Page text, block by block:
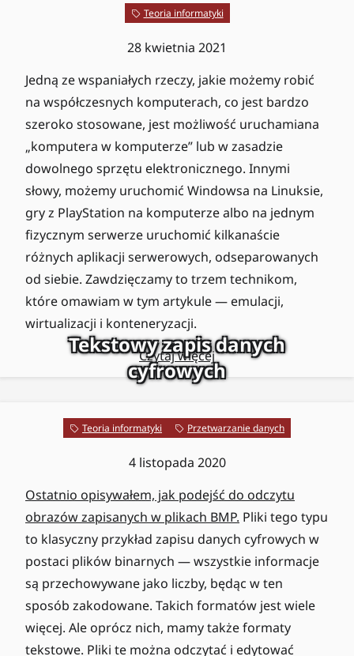
Teoria informatyki
28 kwietnia 2021
Jedną ze wspaniałych rzeczy, jakie możemy robić
na współczesnych komputerach, co jest bardzo
szeroko stosowane, jest możliwość uruchamiana
„komputera w komputerze” lub w zasadzie
dowolnego sprzętu elektronicznego. Innymi
słowy, możemy uruchomić Windowsa na Linuksie,
gry z PlayStation na komputerze albo na jednym
fizycznym serwerze uruchomić kilkanaście
różnych aplikacji serwerowych, odseparowanych
od siebie. Zawdzięczamy to trzem technikom,
które omawiam w tym artykule — emulacji,
wirtualizacji i konteneryzacji.
Czytaj więcej
Tekstowy zapis danych
cyfrowych
Teoria informatyki Przetwarzanie danych
4 listopada 2020
Ostatnio opisywałem, jak podejść do odczytu
obrazów zapisanych w plikach BMP. Pliki tego typu
to klasyczny przykład zapisu danych cyfrowych w
postaci plików binarnych — wszystkie informacje
są przechowywane jako liczby, będąc w ten
sposób zakodowane. Takich formatów jest wiele
więcej. Ale oprócz nich, mamy także formaty
tekstowe. Pliki te można odczytać i edytować